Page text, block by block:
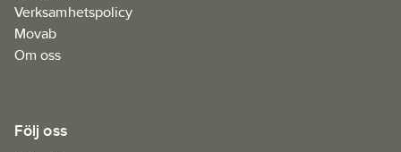
Verksamhetspolicy
Movab
Om oss
Följ oss